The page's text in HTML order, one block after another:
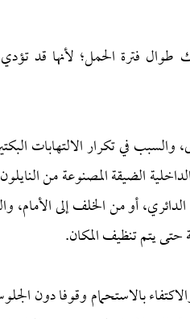
فترة الحمل؛ لأنها قد
في تكرار الالتهابات
الضيقة المصنوعة من
أو من الخلف إلى
حتى يتم تنظيف المكان.
بالاستحمام وقوفا دون